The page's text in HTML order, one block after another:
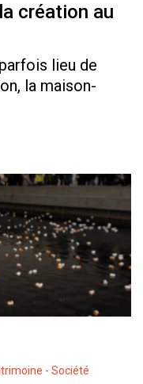
création au
lieu de
la maison-
- Société